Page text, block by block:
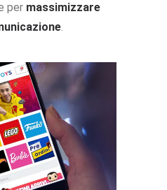
per massimizzare
.